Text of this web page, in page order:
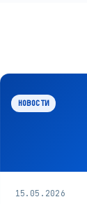
НОВОСТИ
15.05.2026